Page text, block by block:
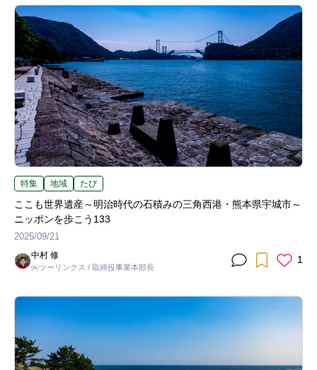
特集 地域 たび
ここも世界遺産～明治時代の石積みの三角西港・熊本県宇城市～
ニッポンを歩こう133
2025/09/21
中村 修
㈱ツーリンクス / 取締役事業本部長
1